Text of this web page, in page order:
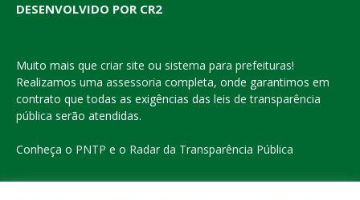
DESENVOLVIDO POR CR2
Muito mais que criar site ou sistema para prefeituras!
Realizamos uma assessoria completa, onde garantimos em
contrato que todas as exigências das leis de transparência
pública serão atendidas.
Conheça o PNTP e o Radar da Transparência Pública